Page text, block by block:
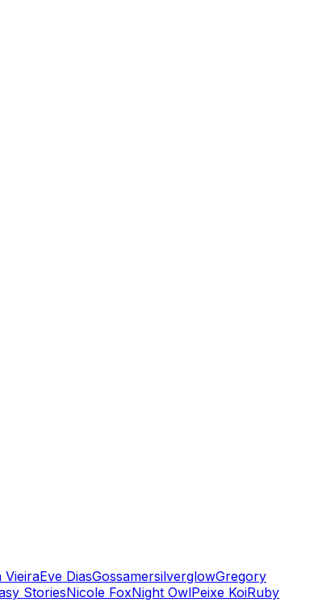
VieiraEve DiasGossamersilverglowGregory
StoriesNicole FoxNight OwlPeixe KoiRuby